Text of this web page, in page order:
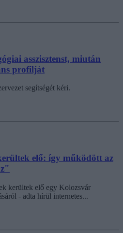
asszisztenst, miután
profilját
segítségét kéri.
elő: így működött az
kerültek elő egy Kolozsvár
- adta hírül internetes...